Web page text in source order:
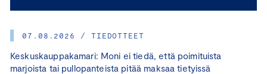
07.08.2026 / TIEDOTTEET
Keskuskauppakamari: Moni ei tiedä, että poimituista
marjoista tai pullopanteista pitää maksaa tietyissä